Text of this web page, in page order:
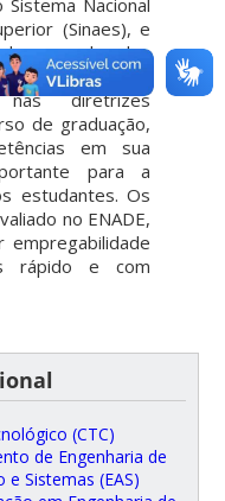
(Sinaes), e
dos
conteúdos
nas diretrizes
de graduação,
em sua
para a
estudantes. Os
no ENADE,
rápido e com
(CTC)
de Engenharia de
e Sistemas (EAS)